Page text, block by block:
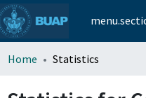
Home Statistics